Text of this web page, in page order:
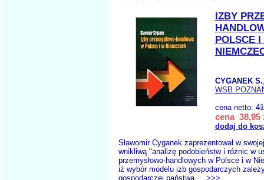
IZBY
POLSCE I
CYGANEK S.
WSB
cena netto:
cena 38,95
dodaj do
Sławomir Cyganek zaprezentował w
wnikliwą "analizę podobieństw i różnic w
przemysłowo-handlowych w Polsce i w
iż wybór modelu izb gospodarczych
gospodarczej państwa.... >>>